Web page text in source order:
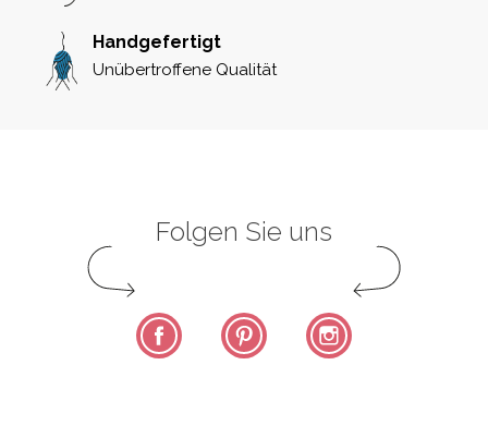
Handgefertigt
Unübertroffene Qualität
Folgen Sie uns
Facebook Pinterest